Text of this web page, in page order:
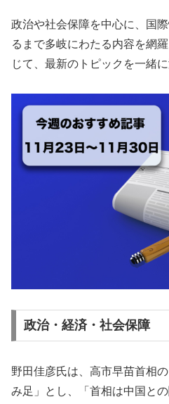
政治や社会保障を中心に、国
るまで多岐にわたる内容を網
じて、最新のトピックを一緒
政治・経済・社会保障
野田佳彦氏は、高市早苗首相
み足」とし、「首相は中国と